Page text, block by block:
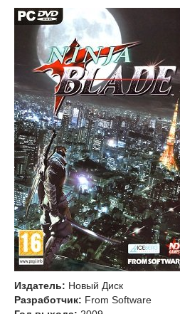
Издатель: Новый Диск
Разработчик: From Software